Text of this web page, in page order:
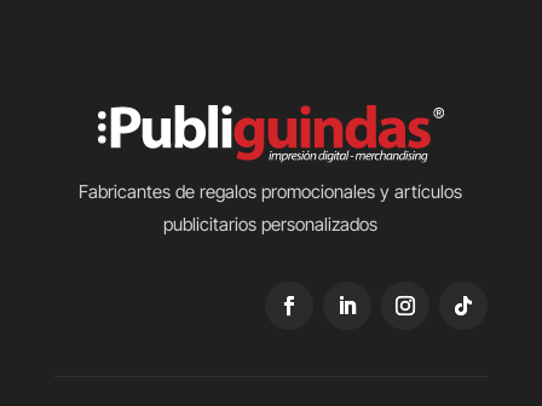
Fabricantes de regalos promocionales y artículos
publicitarios personalizados